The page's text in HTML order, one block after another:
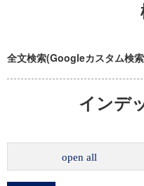
全文検索(Googleカスタム検
インデ
open all